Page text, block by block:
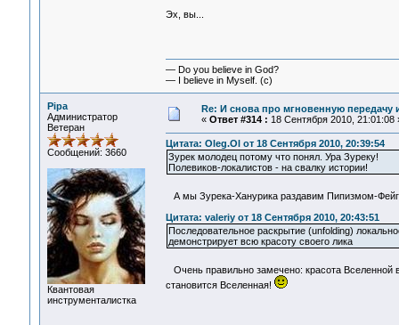
Эх, вы...
— Do you believe in God?
— I believe in Myself. (c)
Pipa
Администратор
Ветеран
Сообщений: 3660
Квантовая
инструменталистка
Re: И снова про мгновенную
« Ответ #314 : 18 Сентября 2010, 21:01:08
Цитата: Oleg.Ol от 18 Сентября 2010, 20:39:54
Зурек молодец потому что понял. Ура Зуреку!
Полевиков-локалистов - на свалку истории!
А мы Зурека-Ханурика раздавим Пипизмом-
Цитата: valeriy от 18 Сентября 2010, 20:43:51
Последовательное раскрытие (unfolding)
демонстрирует всю красоту своего лика
Очень правильно замечено: красота Вселенной
становится Вселенная!